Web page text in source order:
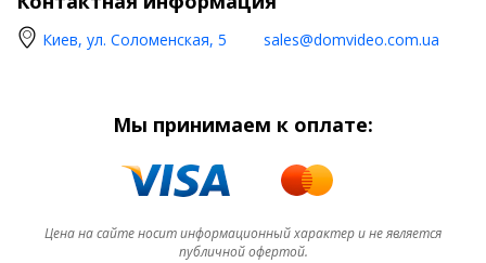
Киев, ул. Соломенская, 5 sales@domvideo.com.ua
Мы принимаем к оплате:
Цена на сайте носит информационный характер и не является
публичной офертой.